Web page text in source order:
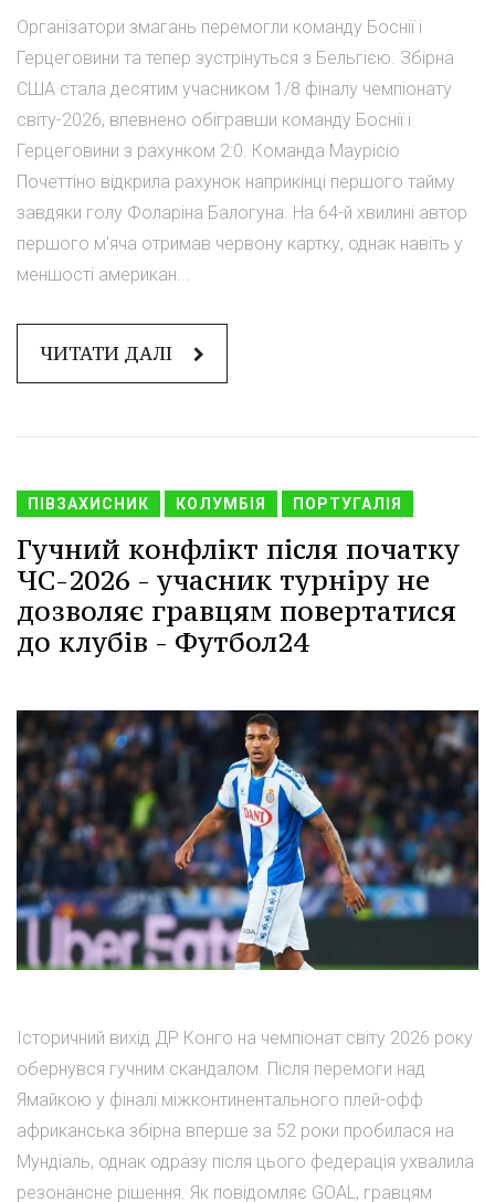
Організатори змагань перемогли команду Боснії і
Герцеговини та тепер зустрінуться з Бельгією. Збірна
США стала десятим учасником 1/8 фіналу чемпіонату
світу-2026, впевнено обігравши команду Боснії і
Герцеговини з рахунком 2:0. Команда Маурісіо
Почеттіно відкрила рахунок наприкінці першого тайму
завдяки голу Фоларіна Балогуна. На 64-й хвилині автор
першого м'яча отримав червону картку, однак навіть у
меншості американ...
ЧИТАТИ ДАЛІ
ПІВЗАХИСНИК КОЛУМБІЯ ПОРТУГАЛІЯ
Гучний конфлікт після початку
ЧС-2026 - учасник турніру не
дозволяє гравцям повертатися
до клубів - Футбол24
Історичний вихід ДР Конго на чемпіонат світу 2026 року
обернувся гучним скандалом. Після перемоги над
Ямайкою у фіналі міжконтинентального плей-офф
африканська збірна вперше за 52 роки пробилася на
Мундіаль, однак одразу після цього федерація ухвалила
резонансне рішення. Як повідомляє GOAL, гравцям